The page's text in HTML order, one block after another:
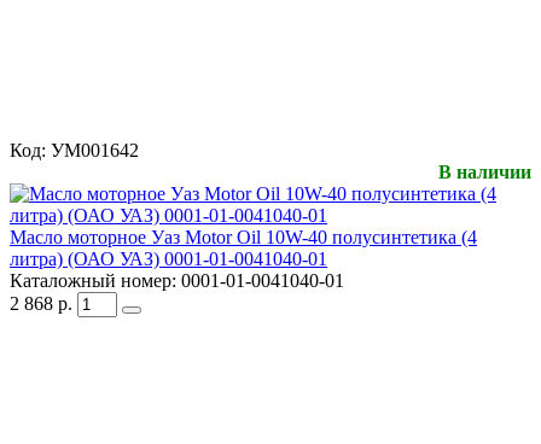
Код: УМ001642
В наличии
Масло моторное Уаз Motor Oil 10W-40 полусинтетика (4
литра) (ОАО УАЗ) 0001-01-0041040-01
Каталожный номер: 0001-01-0041040-01
2 868 р.